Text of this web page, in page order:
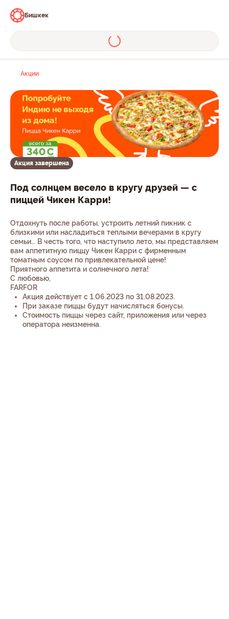
Бишкек
Акции
Акция завершена
Под солнцем весело в кругу друзей — с
пиццей Чикен Карри!
Отдохнуть после работы, устроить летний пикник с
близкими или насладиться теплыми вечерами в кругу
семьи… В честь того, что наступило лето, мы представляем
вам аппетитную пиццу Чикен Карри с фирменным
томатным соусом по привлекательной цене!
Приятного аппетита и солнечного лета!
С любовью,
FARFOR
Акция действует с 1.06.2023 по 31.08.2023.
При заказе пиццы будут начисляться бонусы.
Стоимость пиццы через сайт, приложения или через
оператора неизменна.